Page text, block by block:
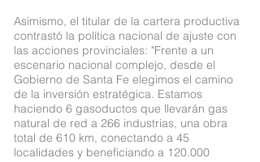
Asimismo, el titular de la cartera productiva
contrastó la política nacional de ajuste con
las acciones provinciales: "Frente a un
escenario nacional complejo, desde el
Gobierno de Santa Fe elegimos el camino
de la inversión estratégica. Estamos
haciendo 6 gasoductos que llevarán gas
natural de red a 266 industrias, una obra
total de 610 km, conectando a 45
localidades y beneficiando a 120.000